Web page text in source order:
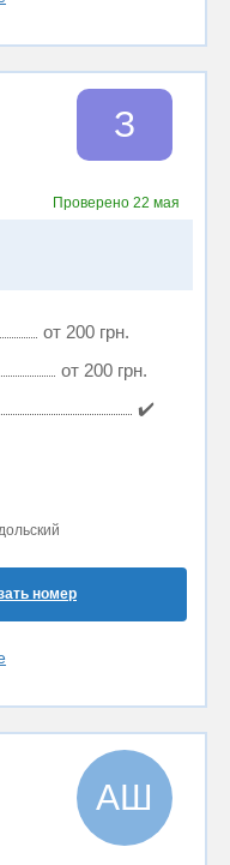
З
Проверено 22 мая
от 200 грн.
от 200 грн.
✔️
номер
АШ